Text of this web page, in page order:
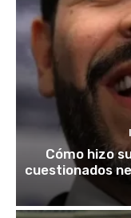
Cómo hizo
cuestionados